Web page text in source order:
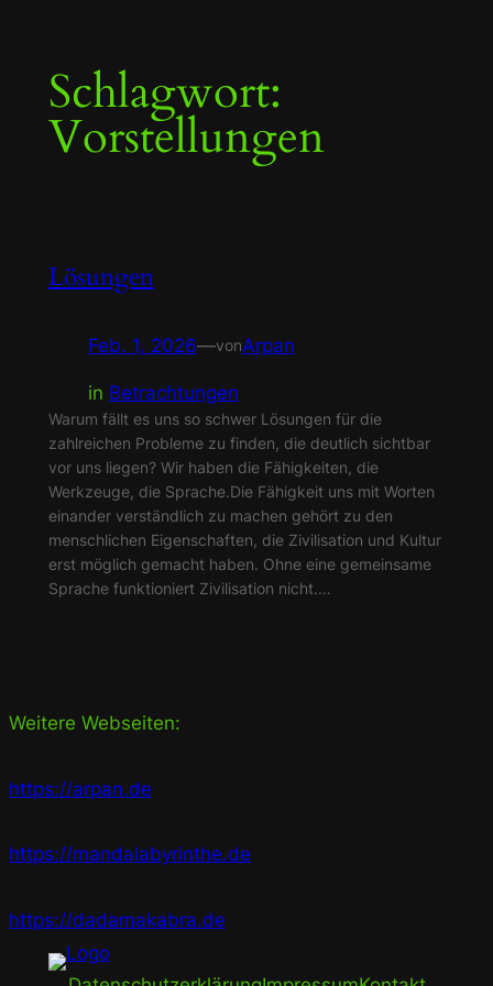
Inhalt
springenSchlagwort:
Vorstellungen
Lösungen
Feb. 1, 2026—vonArpan
in Betrachtungen
Warum fällt es uns so schwer Lösungen für die
zahlreichen Probleme zu finden, die deutlich sichtbar
vor uns liegen? Wir haben die Fähigkeiten, die
Werkzeuge, die Sprache.Die Fähigkeit uns mit Worten
einander verständlich zu machen gehört zu den
menschlichen Eigenschaften, die Zivilisation und Kultur
erst möglich gemacht haben. Ohne eine gemeinsame
Sprache funktioniert Zivilisation nicht.…
Weitere Webseiten:
https://arpan.de
https://mandalabyrinthe.de
https://dadamakabra.de